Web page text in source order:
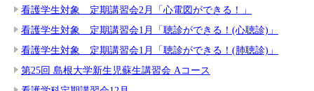
看護学生対象 定期講習会2月「心電図ができる！」
看護学生対象 定期講習会1月「聴診ができる！(心聴診)」
看護学生対象 定期講習会1月「聴診ができる！(肺聴診)」
第25回 島根大学新生児蘇生講習会 Aコース